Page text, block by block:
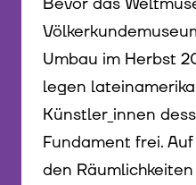
Umbau im Herbst
legen
Künstler_innen
Fundament frei.
den